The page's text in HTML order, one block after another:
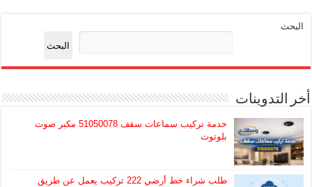
البحث
البحث
أخر التدوينات
خدمة تركيب سماعات سقف 51050078 مكبر صوت
بلوتوث
طلب شراء خط أرضي 222 تركيب يعمل عن طريق